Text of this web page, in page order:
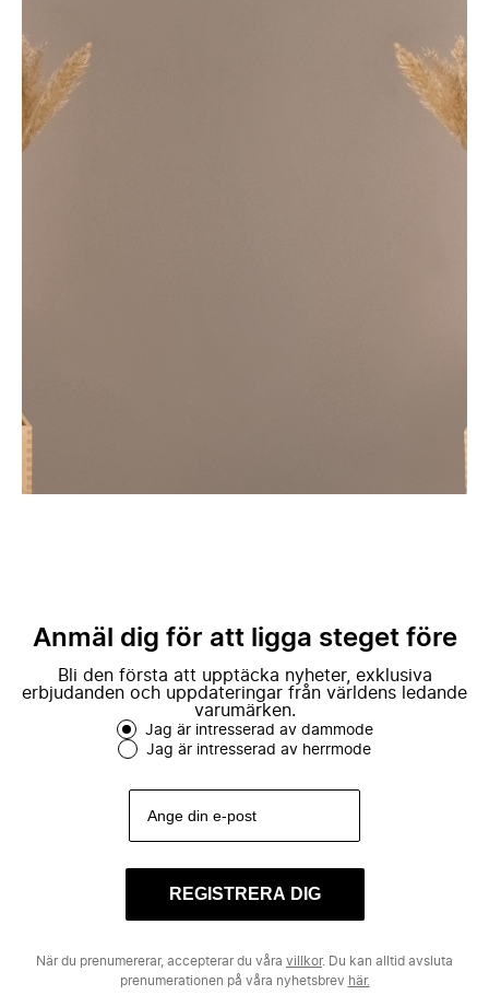
Anmäl dig för att ligga steget före
Bli den första att upptäcka nyheter, exklusiva
erbjudanden och uppdateringar från världens ledande
varumärken.
Jag är intresserad av dammode
Jag är intresserad av herrmode
REGISTRERA DIG
När du prenumererar, accepterar du våra villkor. Du kan alltid avsluta
prenumerationen på våra nyhetsbrev här.